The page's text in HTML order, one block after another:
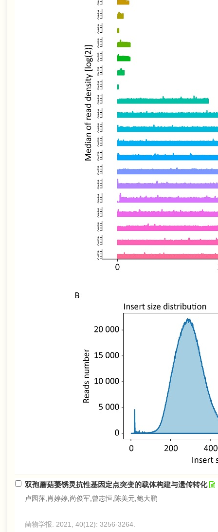
双孢蘑菇萎锈灵抗性基因定点突变的载体构建与遗传转化
卢园萍,肖婷婷,尚俊军,曾志恒,陈美元,鲍大鹏
菌物学报. 2021, 40(12): 3256-3264.